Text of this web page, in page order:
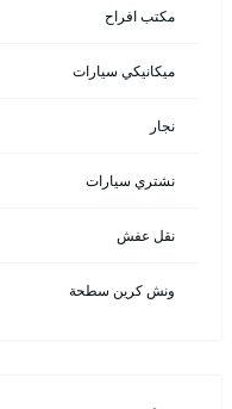
مكتب افراح
ميكانيكي سيارات
نجار
نشتري سيارات
نقل عفش
ونش كرين سطحة